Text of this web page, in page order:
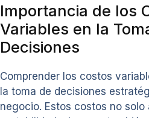
Importancia de los
Variables en la
Decisiones
Comprender los costos
la toma de decisiones
negocio. Estos costos no solo